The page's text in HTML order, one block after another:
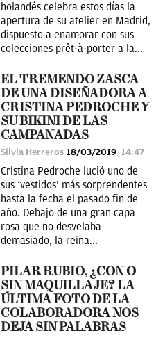
holandés celebra estos días la
apertura de su atelier en Madrid,
dispuesto a enamorar con sus
colecciones prêt-à-porter a la...
EL TREMENDO ZASCA
DE UNA DISEÑADORA A
CRISTINA PEDROCHE Y
SU BIKINI DE LAS
CAMPANADAS
Silvia Herreros 18/03/2019 14:47
Cristina Pedroche lució uno de
sus ‘vestidos’ más sorprendentes
hasta la fecha el pasado fin de
año. Debajo de una gran capa
rosa que no desvelaba
demasiado, la reina...
PILAR RUBIO, ¿CON O
SIN MAQUILLAJE? LA
ÚLTIMA FOTO DE LA
COLABORADORA NOS
DEJA SIN PALABRAS